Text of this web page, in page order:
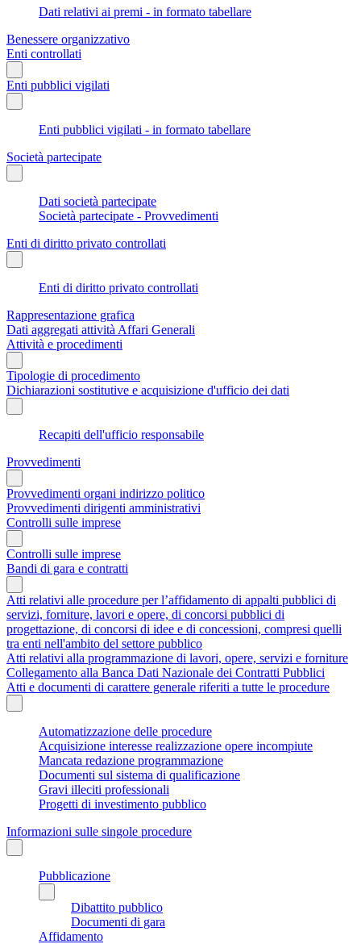
Dati relativi ai premi - in formato tabellare
Benessere organizzativo
Enti controllati
Enti pubblici vigilati
Enti pubblici vigilati - in formato tabellare
Società partecipate
Dati società partecipate
Società partecipate - Provvedimenti
Enti di diritto privato controllati
Enti di diritto privato controllati
Rappresentazione grafica
Dati aggregati attività Affari Generali
Attività e procedimenti
Tipologie di procedimento
Dichiarazioni sostitutive e acquisizione d'ufficio dei dati
Recapiti dell'ufficio responsabile
Provvedimenti
Provvedimenti organi indirizzo politico
Provvedimenti dirigenti amministrativi
Controlli sulle imprese
Controlli sulle imprese
Bandi di gara e contratti
Atti relativi alle procedure per l’affidamento di appalti pubblici di
servizi, forniture, lavori e opere, di concorsi pubblici di
progettazione, di concorsi di idee e di concessioni, compresi quelli
tra enti nell'ambito del settore pubblico
Atti relativi alla programmazione di lavori, opere, servizi e forniture
Collegamento alla Banca Dati Nazionale dei Contratti Pubblici
Atti e documenti di carattere generale riferiti a tutte le procedure
Automatizzazione delle procedure
Acquisizione interesse realizzazione opere incompiute
Mancata redazione programmazione
Documenti sul sistema di qualificazione
Gravi illeciti professionali
Progetti di investimento pubblico
Informazioni sulle singole procedure
Pubblicazione
Dibattito pubblico
Documenti di gara
Affidamento